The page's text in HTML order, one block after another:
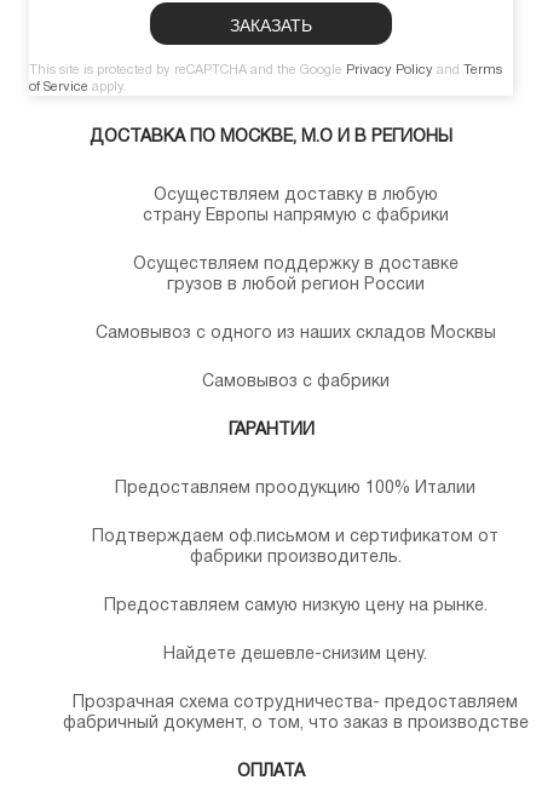
This site is protected by reCAPTCHA and the Google Privacy Policy and
Terms
of Service apply.
ДОСТАВКА ПО МОСКВЕ, М.О И В РЕГИОНЫ
Осуществляем доставку в любую
страну Европы напрямую с фабрики
Осуществляем поддержку в доставке
грузов в любой регион России
Самовывоз с одного из наших складов Москвы
Самовывоз с фабрики
ГАРАНТИИ
Предоставляем проодукцию 100% Италии
Подтверждаем оф.письмом и сертификатом от
фабрики производитель.
Предоставляем самую низкую цену на рынке.
Найдете дешевле-снизим цену.
Прозрачная схема сотрудничества- предоставляем
фабричный документ, о том, что заказ в производстве
ОПЛАТА